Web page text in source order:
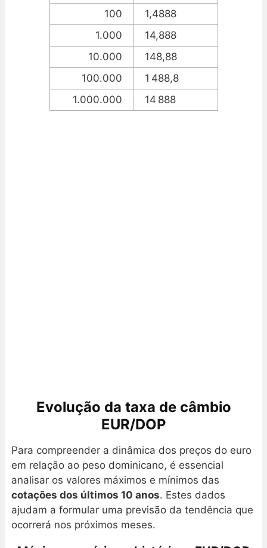
100
1,4888
1.000
14,888
10.000
148,88
100.000
1 488,8
1.000.000
14 888
Evolução da taxa de câmbio
EUR/DOP
Para compreender a dinâmica dos preços do euro
em relação ao peso dominicano, é essencial
analisar os valores máximos e mínimos das
cotações dos últimos 10 anos. Estes dados
ajudam a formular uma previsão da tendência que
ocorrerá nos próximos meses.